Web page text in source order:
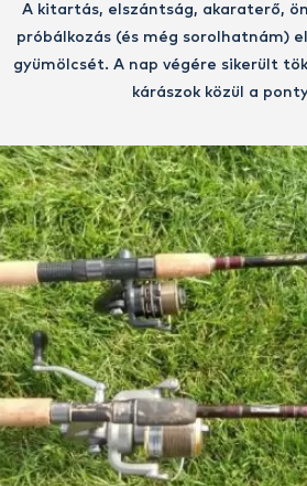
A kitartás, elszántság, akaraterő,
próbálkozás (és még sorolhatnám)
gyümölcsét. A nap végére sikerült
kárászok közül a